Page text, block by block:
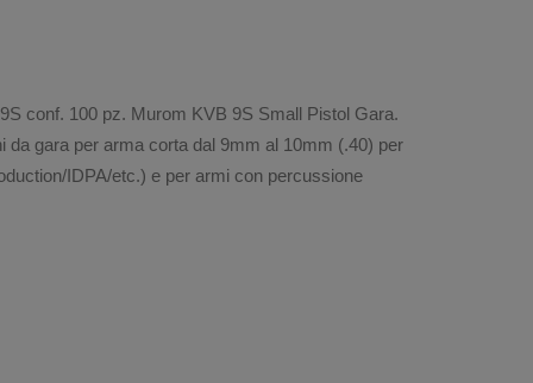
conf. 100 pz. Murom KVB 9S Small Pistol Gara.
gara per arma corta dal 9mm al 10mm (.40) per
IDPA/etc.) e per armi con percussione